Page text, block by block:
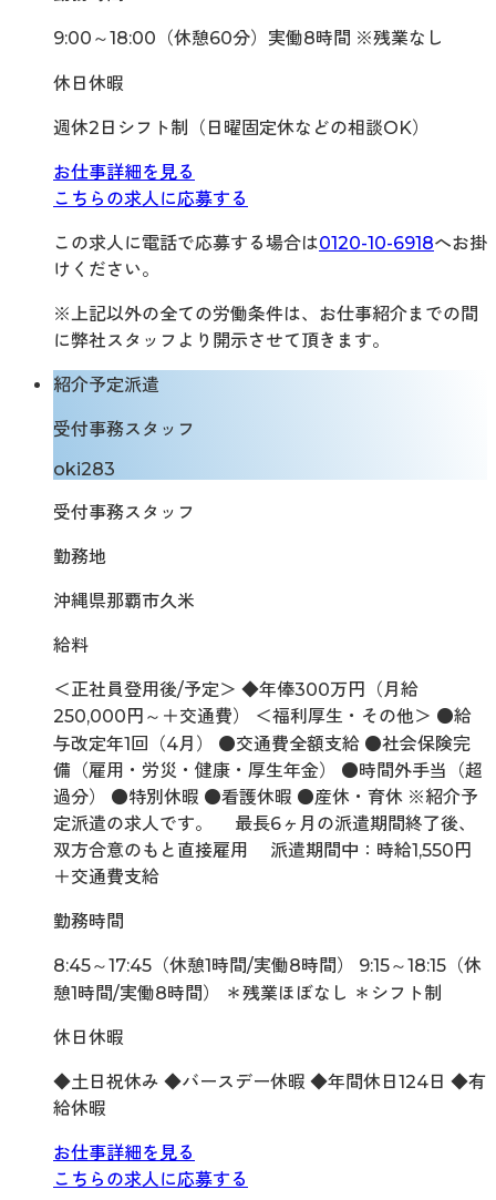
9:00～18:00（休憩60分）実働8時間 ※残業なし
休日休暇
週休2日シフト制（日曜固定休などの相談OK）
お仕事詳細を見る
こちらの求人に応募する
この求人に電話で応募する場合は0120-10-6918へお掛
けください。
※上記以外の全ての労働条件は、お仕事紹介までの間
に弊社スタッフより開示させて頂きます。
紹介予定派遣
受付事務スタッフ
oki283
受付事務スタッフ
勤務地
沖縄県那覇市久米
給料
＜正社員登用後/予定＞ ◆年俸300万円（月給
250,000円～＋交通費） ＜福利厚生・その他＞ ●給
与改定年1回（4月） ●交通費全額支給 ●社会保険完
備（雇用・労災・健康・厚生年金） ●時間外手当（超
過分） ●特別休暇 ●看護休暇 ●産休・育休 ※紹介予
定派遣の求人です。 最長6ヶ月の派遣期間終了後、
双方合意のもと直接雇用 派遣期間中：時給1,550円
＋交通費支給
勤務時間
8:45～17:45（休憩1時間/実働8時間） 9:15～18:15（休
憩1時間/実働8時間） ＊残業ほぼなし ＊シフト制
休日休暇
◆土日祝休み ◆バースデー休暇 ◆年間休日124日 ◆有
給休暇
お仕事詳細を見る
こちらの求人に応募する